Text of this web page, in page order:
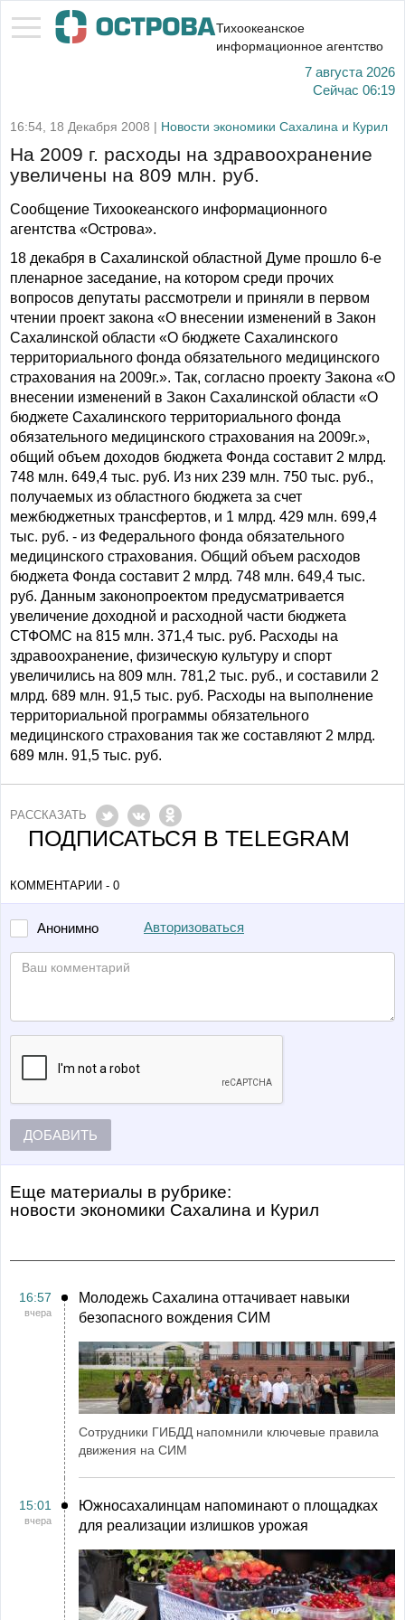
Тихоокеанское
информационное агентство
7 августа 2026
Сейчас 06:19
16:54, 18 Декабря 2008 | Новости экономики Сахалина и Курил
На 2009 г. расходы на здравоохранение
увеличены на 809 млн. руб.
Сообщение Тихоокеанского информационного
агентства «Острова».
18 декабря в Сахалинской областной Думе прошло 6-е
пленарное заседание, на котором среди прочих
вопросов депутаты рассмотрели и приняли в первом
чтении проект закона «О внесении изменений в Закон
Сахалинской области «О бюджете Сахалинского
территориального фонда обязательного медицинского
страхования на 2009г.». Так, согласно проекту Закона «О
внесении изменений в Закон Сахалинской области «О
бюджете Сахалинского территориального фонда
обязательного медицинского страхования на 2009г.»,
общий объем доходов бюджета Фонда составит 2 млрд.
748 млн. 649,4 тыс. руб. Из них 239 млн. 750 тыс. руб.,
получаемых из областного бюджета за счет
межбюджетных трансфертов, и 1 млрд. 429 млн. 699,4
тыс. руб. - из Федерального фонда обязательного
медицинского страхования. Общий объем расходов
бюджета Фонда составит 2 млрд. 748 млн. 649,4 тыс.
руб. Данным законопроектом предусматривается
увеличение доходной и расходной части бюджета
СТФОМС на 815 млн. 371,4 тыс. руб. Расходы на
здравоохранение, физическую культуру и спорт
увеличились на 809 млн. 781,2 тыс. руб., и составили 2
млрд. 689 млн. 91,5 тыс. руб. Расходы на выполнение
территориальной программы обязательного
медицинского страхования так же составляют 2 млрд.
689 млн. 91,5 тыс. руб.
РАССКАЗАТЬ
ПОДПИСАТЬСЯ В TELEGRAM
КОММЕНТАРИИ - 0
Анонимно Авторизоваться
ДОБАВИТЬ
Еще материалы в рубрике:
Новости экономики Сахалина и Курил
16:57
вчера
Молодежь Сахалина оттачивает навыки
безопасного вождения СИМ
Сотрудники ГИБДД напомнили ключевые правила
движения на СИМ
15:01
вчера
Южносахалинцам напоминают о площадках
для реализации излишков урожая